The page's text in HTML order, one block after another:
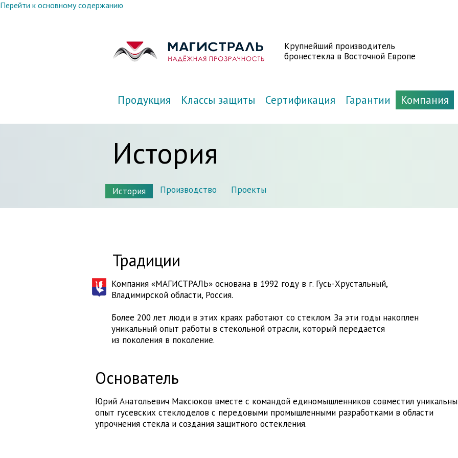
Перейти к основному содержанию
Крупнейший производитель
бронестекла в Восточной Европе
Продукция Классы защиты Сертификация Гарантии Компания
История
История Производство Проекты
Традиции
Компания «МАГИСТРАЛЬ» основана в 1992 году в г. Гусь-Хрустальный,
Владимирской области, Россия.
Более 200 лет люди в этих краях работают со стеклом. За эти годы накоплен
уникальный опыт работы в стекольной отрасли, который передается
из поколения в поколение.
Основатель
Юрий Анатольевич Максюков вместе с командой единомышленников совместил
опыт гусевских стеклоделов с передовыми промышленными разработками в области
упрочнения стекла и создания защитного остекления.